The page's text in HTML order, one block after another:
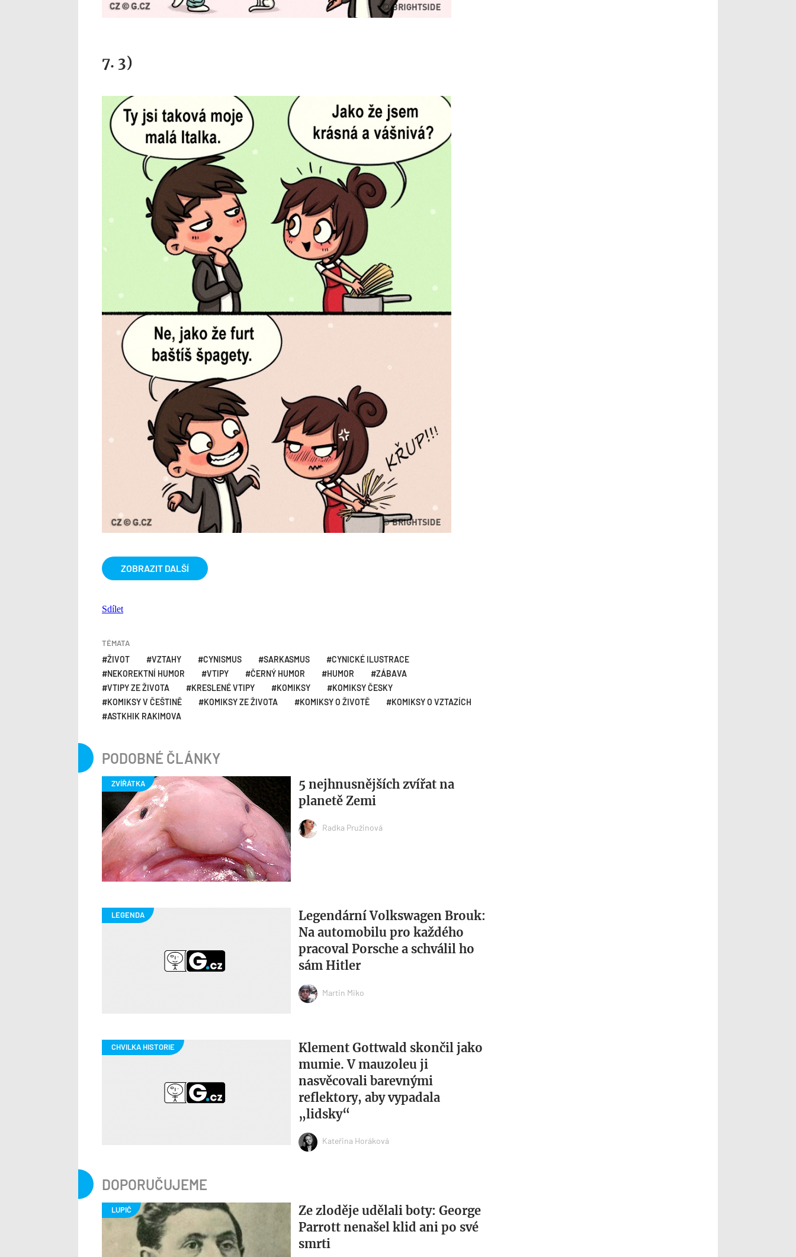
7. 3)
ZOBRAZIT DALŠÍ
Sdílet
TÉMATA
ŽIVOT VZTAHY CYNISMUS SARKASMUS
CYNICKÉ ILUSTRACE
NEKOREKTNÍ HUMOR
VTIPY ČERNÝ HUMOR HUMOR
ZÁBAVA
VTIPY ZE ŽIVOTA
KRESLENÉ VTIPY KOMIKSY
KOMIKSY ČESKY
KOMIKSY V ČEŠTINĚ
KOMIKSY ZE ŽIVOTA KOMIKSY O ŽIVOTĚ
KOMIKSY O VZTAZÍCH
ASTKHIK RAKIMOVA
PODOBNÉ ČLÁNKY
5 nejhnusnějších zvířat na
planetě Zemi
Radka Pružinová
Legendární Volkswagen Brouk:
Na automobilu pro každého
pracoval Porsche a schválil ho
sám Hitler
Martin Miko
Klement Gottwald skončil jako
mumie. V mauzoleu ji
nasvěcovali barevnými
reflektory, aby vypadala
„lidsky“
Kateřina Horáková
DOPORUČUJEME
Ze zloděje udělali boty: George
Parrott nenašel klid ani po své
smrti